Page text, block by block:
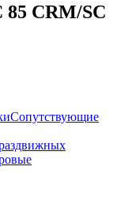
85 CRM/SC
Сопутствующие